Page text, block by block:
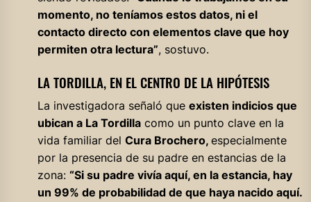
momento, no teníamos estos datos, ni el
contacto directo con elementos clave que hoy
permiten otra lectura”, sostuvo.
LA TORDILLA, EN EL CENTRO DE LA HIPÓTESIS
La investigadora señaló que existen indicios que
ubican a La Tordillacomo un punto clave en la
vida familiar del Cura Brochero, especialmente
por la presencia de su padre en estancias de la
zona: “Si su padre vivía aquí, en la estancia, hay
un 99% de probabilidad de que haya nacido aquí.